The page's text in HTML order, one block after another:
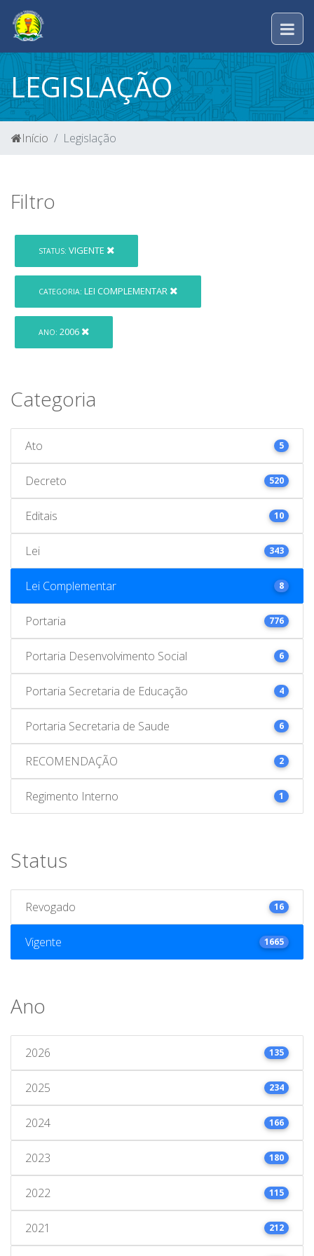
LEGISLAÇÃO
Início Legislação
Filtro
STATUS: VIGENTE
CATEGORIA: LEI COMPLEMENTAR
ANO: 2006
Categoria
Ato 5
Decreto 520
Editais 10
Lei 343
Lei Complementar 8
Portaria 776
Portaria Desenvolvimento Social 6
Portaria Secretaria de Educação 4
Portaria Secretaria de Saude 6
RECOMENDAÇÃO 2
Regimento Interno 1
Status
Revogado 16
Vigente 1665
Ano
2026 135
2025 234
2024 166
2023 180
2022 115
2021 212